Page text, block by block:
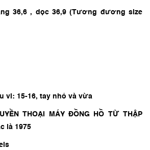
36,6 , dọc 36,9 (Tương đương size
vi: 15-16, tay nhỏ và vừa
THOẠI MÁY ĐỒNG HỒ TỪ THẬP
là 1975